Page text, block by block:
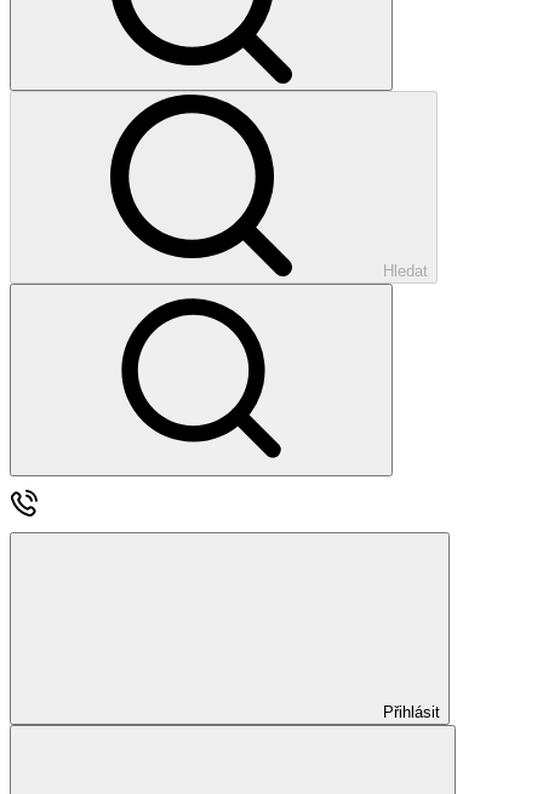
Hledat
Přihlásit